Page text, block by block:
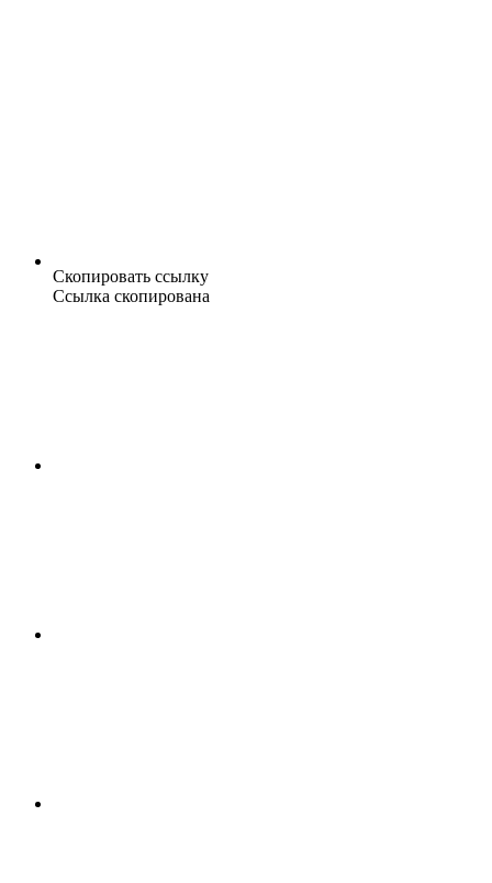
Скопировать ссылку
Ссылка скопирована